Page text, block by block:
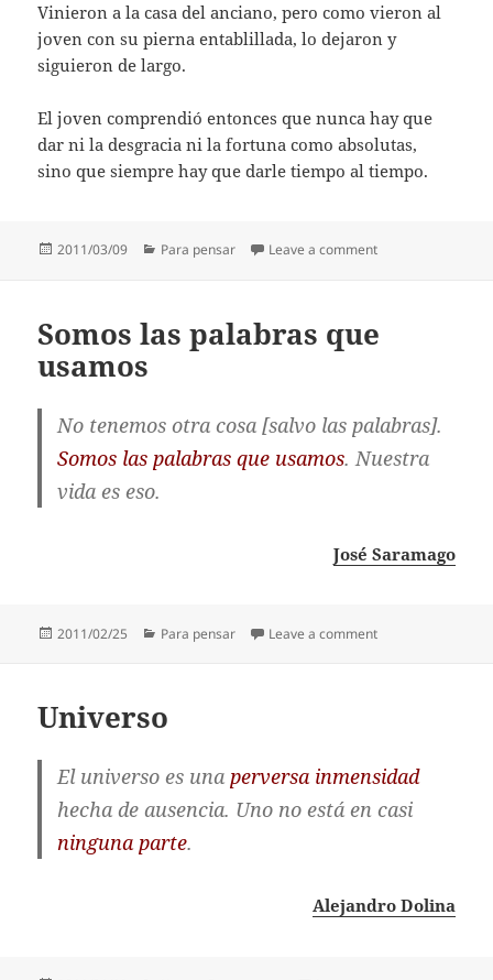
Vinieron a la casa del anciano, pero como vieron al
joven con su pierna entablillada, lo dejaron y
siguieron de largo.
El joven comprendió entonces que nunca hay que
dar ni la desgracia ni la fortuna como absolutas,
sino que siempre hay que darle tiempo al tiempo.
Posted
2011/03/09 Categories
Para pensar Leave a commenton Veremos lo
Somos las palabras que
usamos
No tenemos otra cosa [salvo las palabras].
Somos las palabras que usamos. Nuestra
vida es eso.
José Saramago
Posted
2011/02/25 Categories
Para pensar Leave a commenton Somos las
Universo
El universo es unaperversa inmensidad
hecha de ausencia. Uno no está en casi
ninguna parte.
Alejandro Dolina